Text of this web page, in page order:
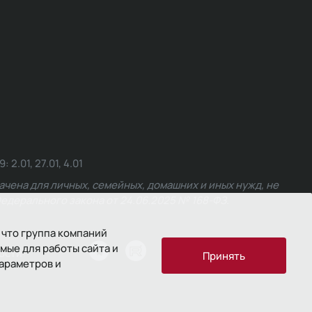
группа компаний
для работы сайта и
и
Принять
27.01, 4.01
для личных, семейных, домашних и иных нужд, не